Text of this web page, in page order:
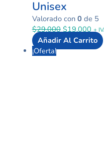
Unisex
Valorado con 0 de 5
$29.000 $19.000 +
Añadir Al Carrito
¡Oferta!